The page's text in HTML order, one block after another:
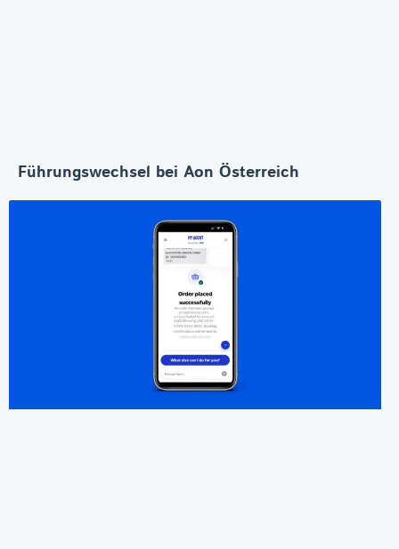
Führungswechsel bei Aon Österreich